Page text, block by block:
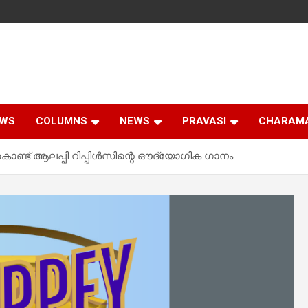
COLUMNS NEWS PRAVASI
ആലപ്പി റിപ്പിൾസിന്റെ ഔദ്യോഗിക ഗാനം